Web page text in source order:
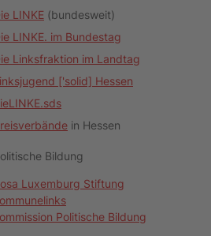
LINKE (bundesweit)
LINKE. im Bundestag
Linksfraktion im Landtag
['solid] Hessen
in Hessen
Bildung
Luxemburg Stiftung
Politische Bildung